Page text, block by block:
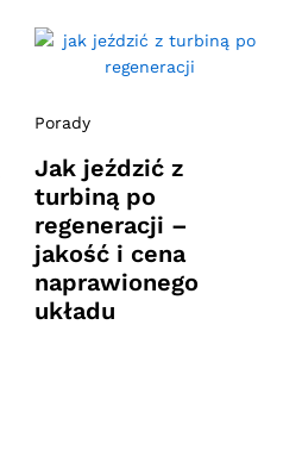
Porady
Jak jeździć z
turbiną po
regeneracji –
jakość i cena
naprawionego
układu